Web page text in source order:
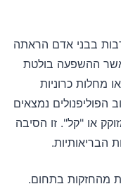
בבני אדם הראתה
ההשפעה בולטת
מחלות כרוניות
הפוליפנולים נמצאים
או "קל". זו הסיבה
הבריאותיות.
מהחזקות בתחום.